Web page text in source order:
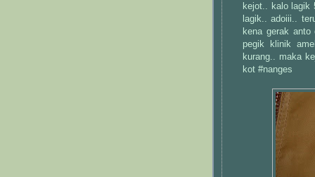
kejot.. kalo lagik
lagik.. adoiii..
kena gerak
pegik klinik
kurang.. maka
kot #nanges